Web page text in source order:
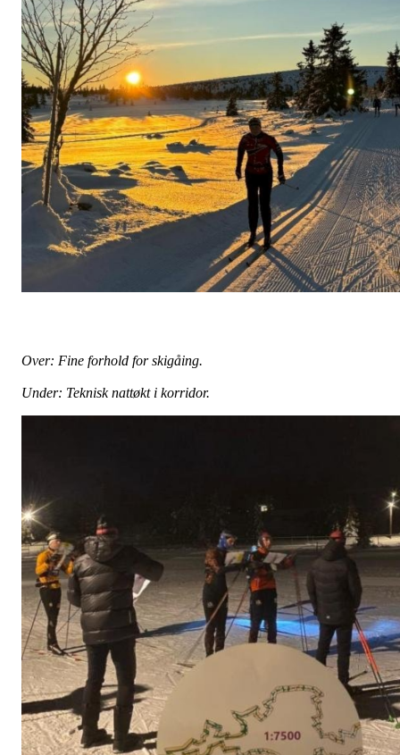
Over: Fine forhold for skigåing.
Under: Teknisk nattøkt i korridor.